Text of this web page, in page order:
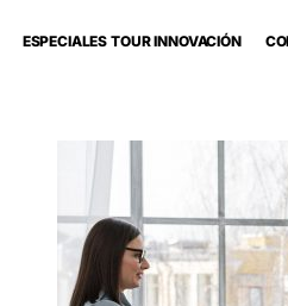
ESPECIALES TOUR INNOVACIÓN